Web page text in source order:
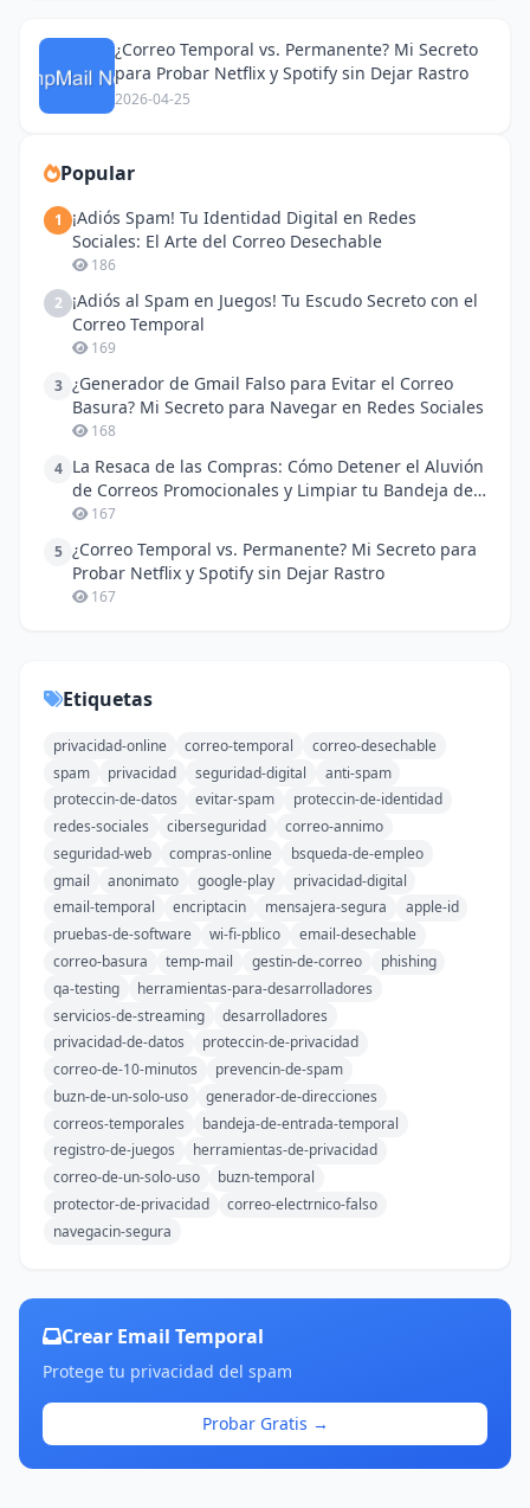
¿Correo Temporal vs. Permanente? Mi Secreto
para Probar Netflix y Spotify sin Dejar Rastro
2026-04-25
Popular
1
¡Adiós Spam! Tu Identidad Digital en Redes
Sociales: El Arte del Correo Desechable
186
2 ¡Adiós al Spam en Juegos! Tu Escudo Secreto con el
Correo Temporal
169
3 ¿Generador de Gmail Falso para Evitar el Correo
Basura? Mi Secreto para Navegar en Redes Sociales
168
4 La Resaca de las Compras: Cómo Detener el Aluvión
de Correos Promocionales y Limpiar tu Bandeja de
Entrada
167
5 ¿Correo Temporal vs. Permanente? Mi Secreto para
Probar Netflix y Spotify sin Dejar Rastro
167
Etiquetas
privacidad-online correo-temporal
correo-desechable
spam
privacidad seguridad-digital
anti-spam
proteccin-de-datos
evitar-spam
proteccin-de-identidad
redes-sociales
ciberseguridad
correo-annimo
seguridad-web
compras-online
bsqueda-de-empleo
gmail
anonimato google-play
privacidad-digital
email-temporal
encriptacin mensajera-segura
apple-id
pruebas-de-software
wi-fi-pblico
email-desechable
correo-basura
temp-mail gestin-de-correo
phishing
qa-testing
herramientas-para-desarrolladores
servicios-de-streaming
desarrolladores
privacidad-de-datos
proteccin-de-privacidad
correo-de-10-minutos
prevencin-de-spam
buzn-de-un-solo-uso
generador-de-direcciones
correos-temporales
bandeja-de-entrada-temporal
registro-de-juegos
herramientas-de-privacidad
correo-de-un-solo-uso
buzn-temporal
protector-de-privacidad
correo-electrnico-falso
navegacin-segura
Crear Email Temporal
Protege tu privacidad del spam
Probar Gratis →